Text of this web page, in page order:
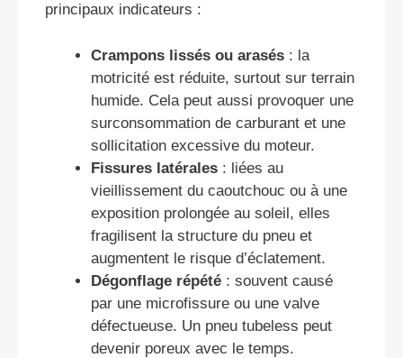
principaux indicateurs :
Crampons lissés ou arasés : la
motricité est réduite, surtout sur terrain
humide. Cela peut aussi provoquer une
surconsommation de carburant et une
sollicitation excessive du moteur.
Fissures latérales : liées au
vieillissement du caoutchouc ou à une
exposition prolongée au soleil, elles
fragilisent la structure du pneu et
augmentent le risque d’éclatement.
Dégonflage répété : souvent causé
par une microfissure ou une valve
défectueuse. Un pneu tubeless peut
devenir poreux avec le temps.